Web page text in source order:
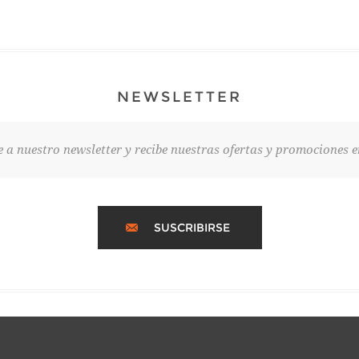
NEWSLETTER
a nuestro newsletter y recibe nuestras ofertas y promociones
SUSCRIBIRSE